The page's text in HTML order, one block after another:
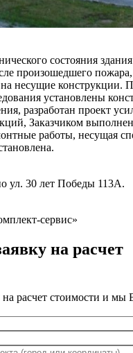
состояния
произошедшего
несущие конструкции.
установлены
разработан проект
Заказчиком
работы, несущая
30 лет Победы 113А.
сервис»
на расчет
на расчет стоимости и мы